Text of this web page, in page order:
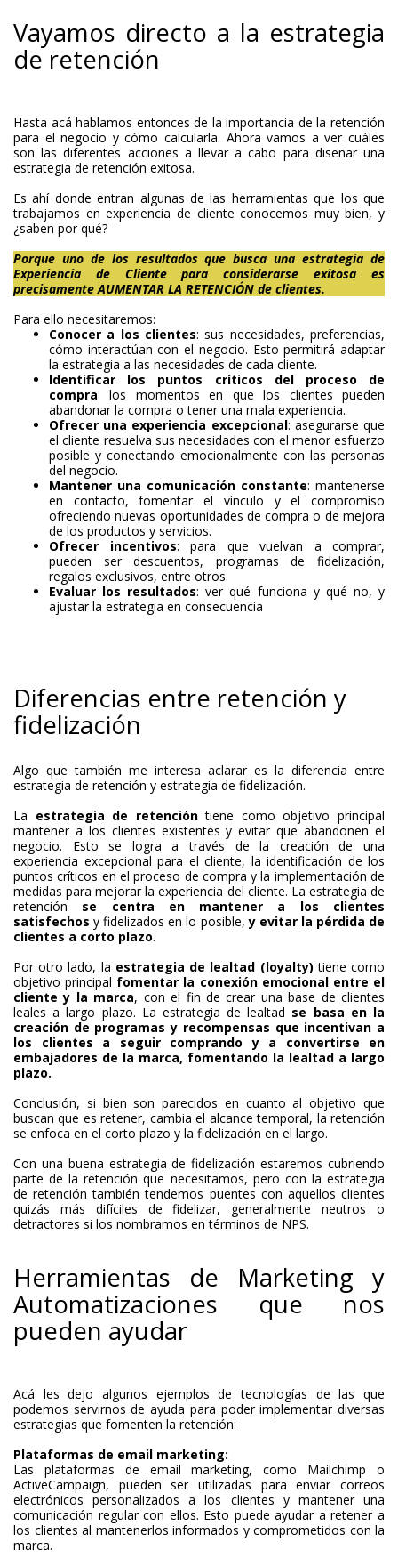
Vayamos directo a la estrategia
de retención
Hasta acá hablamos entonces de la importancia de la retención
para el negocio y cómo calcularla. Ahora vamos a ver cuáles
son las diferentes acciones a llevar a cabo para diseñar una
estrategia de retención exitosa.
Es ahí donde entran algunas de las herramientas que los que
trabajamos en experiencia de cliente conocemos muy bien, y
¿saben por qué?
Porque uno de los resultados que busca una estrategia de
Experiencia de Cliente para considerarse exitosa es
precisamente AUMENTAR LA RETENCIÓN de clientes.
Para ello necesitaremos:
Conocer a los clientes: sus necesidades, preferencias,
cómo interactúan con el negocio. Esto permitirá adaptar
la estrategia a las necesidades de cada cliente.
Identificar los puntos críticos del proceso de
compra: los momentos en que los clientes pueden
abandonar la compra o tener una mala experiencia.
Ofrecer una experiencia excepcional: asegurarse que
el cliente resuelva sus necesidades con el menor esfuerzo
posible y conectando emocionalmente con las personas
del negocio.
Mantener una comunicación constante: mantenerse
en contacto, fomentar el vínculo y el compromiso
ofreciendo nuevas oportunidades de compra o de mejora
de los productos y servicios.
Ofrecer incentivos: para que vuelvan a comprar,
pueden ser descuentos, programas de fidelización,
regalos exclusivos, entre otros.
Evaluar los resultados: ver qué funciona y qué no, y
ajustar la estrategia en consecuencia
Diferencias entre retención y
fidelización
Algo que también me interesa aclarar es la diferencia entre
estrategia de retención y estrategia de fidelización.
La estrategia de retencióntiene como objetivo principal
mantener a los clientes existentes y evitar que abandonen el
negocio. Esto se logra a través de la creación de una
experiencia excepcional para el cliente, la identificación de los
puntos críticos en el proceso de compra y la implementación de
medidas para mejorar la experiencia del cliente. La estrategia de
retención se centra en mantener a los clientes
satisfechos y fidelizados en lo posible, y evitar la pérdida de
clientes a corto plazo.
Por otro lado, la estrategia de lealtad (loyalty) tiene como
objetivo principal fomentar la conexión emocional entre el
cliente y la marca, con el fin de crear una base de clientes
leales a largo plazo. La estrategia de lealtad se basa en la
creación de programas y recompensas que incentivan a
los clientes a seguir comprando y a convertirse en
embajadores de la marca, fomentando la lealtad a largo
plazo.
Conclusión, si bien son parecidos en cuanto al objetivo que
buscan que es retener, cambia el alcance temporal, la retención
se enfoca en el corto plazo y la fidelización en el largo.
Con una buena estrategia de fidelización estaremos cubriendo
parte de la retención que necesitamos, pero con la estrategia
de retención también tendemos puentes con aquellos clientes
quizás más difíciles de fidelizar, generalmente neutros o
detractores si los nombramos en términos de NPS.
Herramientas de Marketing y
Automatizaciones que nos
pueden ayudar
Acá les dejo algunos ejemplos de tecnologías de las que
podemos servirnos de ayuda para poder implementar diversas
estrategias que fomenten la retención:
Plataformas de email marketing:
Las plataformas de email marketing, como Mailchimp o
ActiveCampaign, pueden ser utilizadas para enviar correos
electrónicos personalizados a los clientes y mantener una
comunicación regular con ellos. Esto puede ayudar a retener a
los clientes al mantenerlos informados y comprometidos con la
marca.